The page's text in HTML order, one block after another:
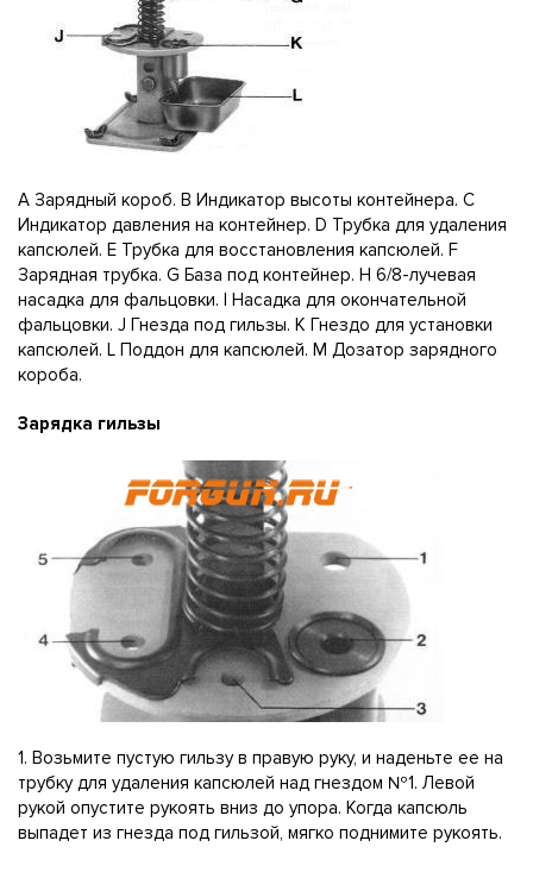
А Зарядный короб. В Индикатор высоты контейнера. С
Индикатор давления на контейнер. D Трубка для удаления
капсюлей. Е Трубка для восстановления капсюлей. F
Зарядная трубка. G База под контейнер. Н 6/8-лучевая
насадка для фальцовки. I Насадка для окончательной
фальцовки. J Гнезда под гильзы. К Гнездо для установки
капсюлей. L Поддон для капсюлей. М Дозатор зарядного
короба.
Зарядка гильзы
1. Возьмите пустую гильзу в правую руку, и наденьте ее на
трубку для удаления капсюлей над гнездом №1. Левой
рукой опустите рукоять вниз до упора. Когда капсюль
выпадет из гнезда под гильзой, мягко поднимите рукоять.